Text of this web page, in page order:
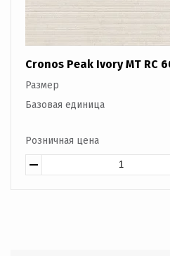
Cronos Peak Ivory MT RC
Размер
Базовая единица
Розничная цена